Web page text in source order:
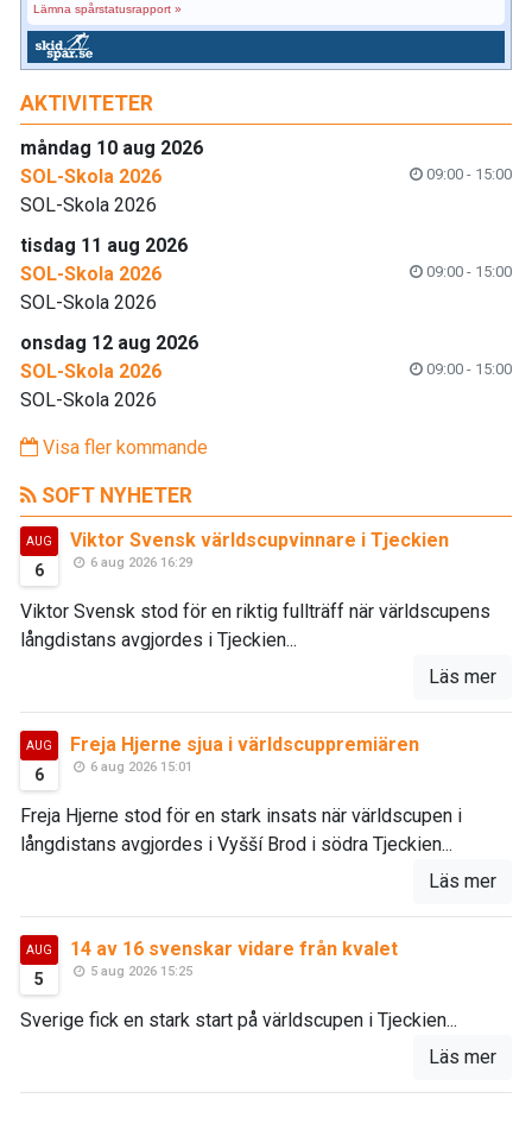
Lämna spårstatusrapport »
AKTIVITETER
måndag 10 aug 2026
SOL-Skola 2026
09:00 - 15:00
SOL-Skola 2026
tisdag 11 aug 2026
SOL-Skola 2026
09:00 - 15:00
SOL-Skola 2026
onsdag 12 aug 2026
SOL-Skola 2026
09:00 - 15:00
SOL-Skola 2026
Visa fler kommande
SOFT NYHETER
AUG
6
Viktor Svensk världscupvinnare i Tjeckien
6 aug 2026 16:29
Viktor Svensk stod för en riktig fullträff när världscupens
långdistans avgjordes i Tjeckien...
Läs mer
AUG
6
Freja Hjerne sjua i världscuppremiären
6 aug 2026 15:01
Freja Hjerne stod för en stark insats när världscupen i
långdistans avgjordes i Vyšší Brod i södra Tjeckien...
Läs mer
AUG
5
14 av 16 svenskar vidare från kvalet
5 aug 2026 15:25
Sverige fick en stark start på världscupen i Tjeckien...
Läs mer